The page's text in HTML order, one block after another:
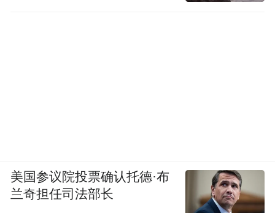
美国参议院投票确认托德·布
兰奇担任司法部长